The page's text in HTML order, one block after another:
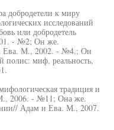
добродетели к миру
исследований
или добродетель
- №2; Он же.
Ева. М., 2002. - №4,; Он
полис: миф, реальность,
традиция и
2006. - №11; Она же.
Адам и Ева. М., 2007.